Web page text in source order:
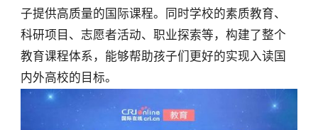
子提供高质量的国际课程。同时学校的素质教育、
科研项目、志愿者活动、职业探索等，构建了整个
教育课程体系，能够帮助孩子们更好的实现入读国
内外高校的目标。